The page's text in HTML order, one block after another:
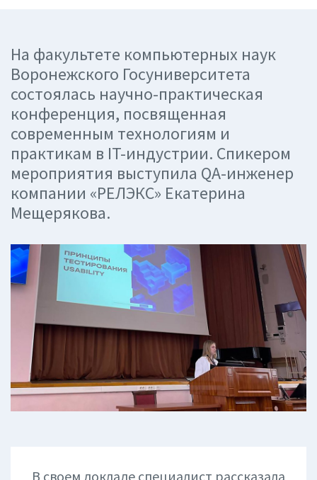
На факультете компьютерных наук
Воронежского Госуниверситета
состоялась научно-практическая
конференция, посвященная
современным технологиям и
практикам в IT-индустрии. Спикером
мероприятия выступила QA-инженер
компании «РЕЛЭКС» Екатерина
Мещерякова.
В своем докладе специалист рассказала